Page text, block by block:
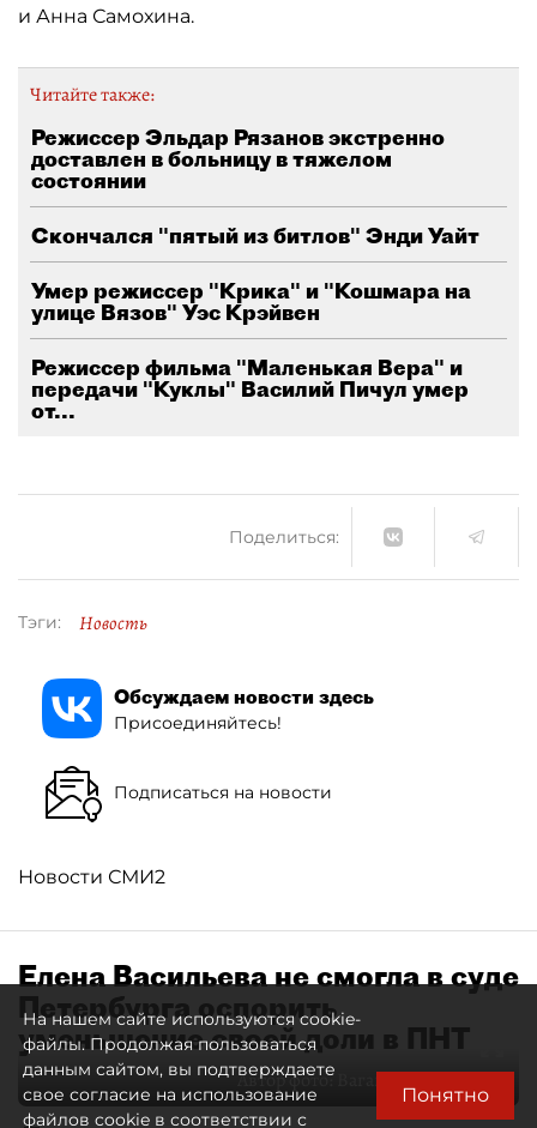
и Анна Самохина.
Читайте также:
Режиссер Эльдар Рязанов экстренно
доставлен в больницу в тяжелом
состоянии
Скончался "пятый из битлов" Энди Уайт
Умер режиссер "Крика" и "Кошмара на
улице Вязов" Уэс Крэйвен
Режиссер фильма "Маленькая Вера" и
передачи "Куклы" Василий Пичул умер
от...
Поделиться:
Тэги: Новость
Обсуждаем новости здесь
Присоединяйтесь!
Подписаться на новости
Новости СМИ2
Елена Васильева не смогла в суде
Петербурга оспорить
уменьшение своей доли в ПНТ
Автор фото: Ваганов Антон / "ДП"
На нашем сайте используются cookie-
файлы. Продолжая пользоваться
данным сайтом, вы подтверждаете
свое согласие на использование
файлов cookie в соответствии с
Понятно